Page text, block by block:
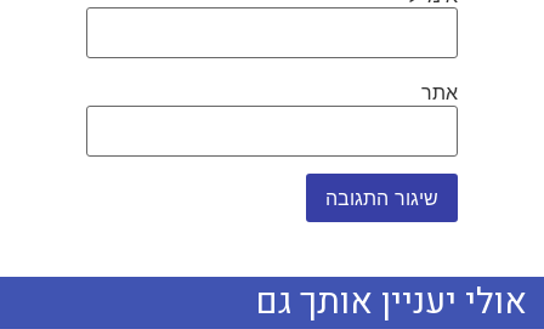
אתר
אולי יעניין אותך גם